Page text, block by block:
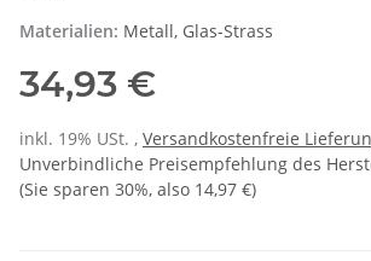
Materialien: Metall, Glas-Strass
34,93 €
inkl. 19% USt. , Versandkostenfreie
Unverbindliche Preisempfehlung des
(Sie sparen 30%, also 14,97 €)